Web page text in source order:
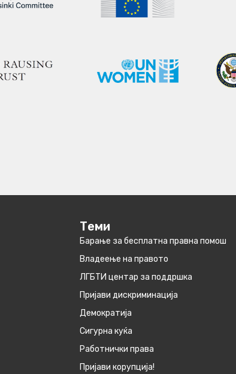
Теми
Барање за бесплатна правна помош
Владеење на правото
ЛГБТИ центар за поддршка
Пријави дискриминација
Демократија
Сигурна куќа
Работнички права
Пријави корупција!